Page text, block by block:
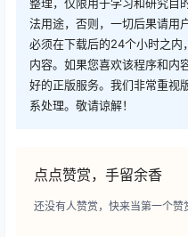
整理，仅限用于学习和研究目
法用途，否则，一切后果请用
必须在下载后的24个小时之内
内容。如果您喜欢该程序和内
好的正版服务。我们非常重视
系处理。敬请谅解！
点点赞赏，手留余香
还没有人赞赏，快来当第一个赞